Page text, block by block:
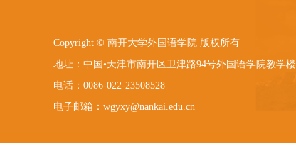
Copyright © 南开大学外国语学院 版权所有
地址：中国•天津市南开区卫津路94号外国语学院教学楼
电话：0086-022-23508528
电子邮箱：wgyxy@nankai.edu.cn